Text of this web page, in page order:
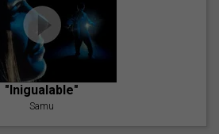
"Inigualable"
Samu